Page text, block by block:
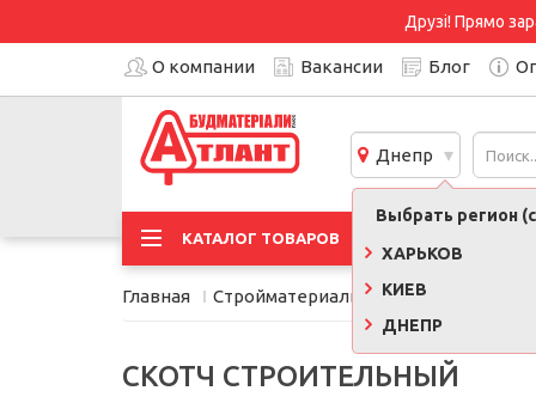
Друзі! Прямо
О компании Вакансии Блог
Днепр
Выбрать регион
ХАРЬКОВ
КИЕВ
ДНЕПР
КАТАЛОГ ТОВАРОВ
Главная Стройматериалы Пленки, сетки,
СКОТЧ СТРОИТЕЛЬНЫЙ